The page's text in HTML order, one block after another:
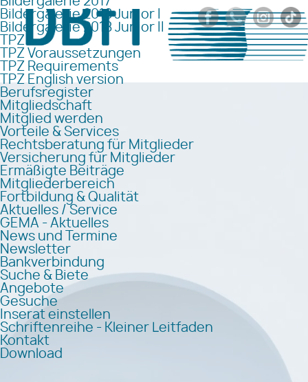
Bildergalerie 2018 Junior I
Bildergalerie 2018 Junior II
TPZ
TPZ Voraussetzungen
TPZ Requirements
TPZ English version
Berufsregister
Mitgliedschaft
Mitglied werden
Vorteile & Services
Rechtsberatung für Mitglieder
Versicherung für Mitglieder
Ermäßigte Beiträge
Mitgliederbereich
Fortbildung & Qualität
Aktuelles / Service
GEMA - Aktuelles
News und Termine
Newsletter
Bankverbindung
Suche & Biete
Angebote
Gesuche
Inserat einstellen
Schriftenreihe - Kleiner Leitfaden
Kontakt
Download